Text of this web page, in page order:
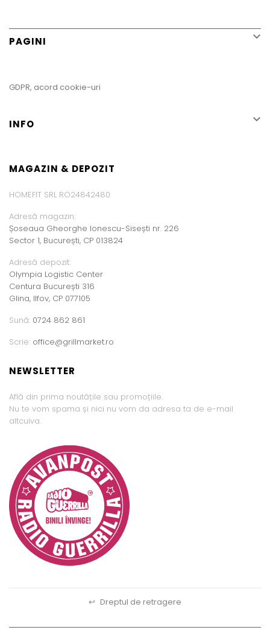
PAGINI 
GDPR, acord cookie-uri
INFO 
MAGAZIN & DEPOZIT
HOMEFIT SRL RO24842480
Adresă magazin:
Șoseaua Gheorghe Ionescu-Sisești nr. 226
Sector 1, București, CP 013824
Adresă depozit:
Olympia Logistic Center
Centura București 316
Glina, Ilfov, CP 077105
Sună: 0724 862 861
Scrie: office@grillmarket.ro
NEWSLETTER
Află din prima noutățile sau promoțiile.
Nu te vom spama și nici nu vom da adresa ta de e-mail
altcuiva.
↩ Dreptul de retragere